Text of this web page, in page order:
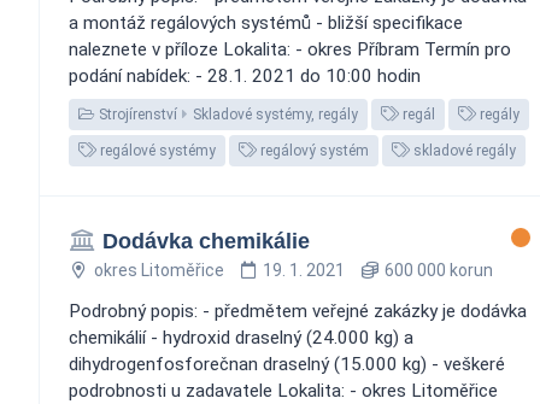
a montáž regálových systémů - bližší specifikace
naleznete v příloze Lokalita: - okres Příbram Termín pro
podání nabídek: - 28.1. 2021 do 10:00 hodin
Strojírenství Skladové systémy, regály regál regály
regálové systémy regálový systém skladové regály
Dodávka chemikálie
okres Litoměřice 19. 1. 2021 600 000 korun
Podrobný popis: - předmětem veřejné zakázky je dodávka
chemikálií - hydroxid draselný (24.000 kg) a
dihydrogenfosforečnan draselný (15.000 kg) - veškeré
podrobnosti u zadavatele Lokalita: - okres Litoměřice